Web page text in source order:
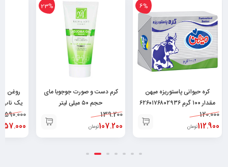
6%
کره حیوانی پاستوریزه میهن
مقدار ۱۰۰ گرم ۶۲۶۰۱۷۶۸۰۲۹۳۶
120.000
112.900تومان
23%
کرم دست و صورت جوجوبا مای
حجم ۵۰ میلی لیتر
۶۲۶۰۴۸۲۵۲۰۰۲۹139.200
107.200تومان
روغن
یک ناب-۱ لیتر ۶۲۶۰۴۷۷۹۰۰۱۸۸
1.590.000